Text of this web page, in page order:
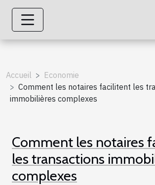
Accueil
Economie
Comment les notaires facilitent les
immobilières complexes
Comment les notaires
les transactions
complexes